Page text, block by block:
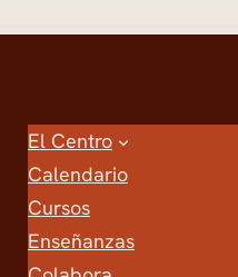
El Centro
Calendario
Cursos
Enseñanzas